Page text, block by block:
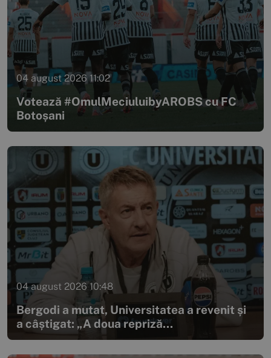
04 august 2026 11:02
Votează #OmulMeciuluibyAROBS cu FC
Botoșani
04 august 2026 10:48
Bergodi a mutat, Universitatea a revenit și
a câștigat: „A doua repriză...